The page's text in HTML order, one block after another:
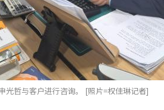
光哲与客户进行咨询。 [照片=权佳琳记者]